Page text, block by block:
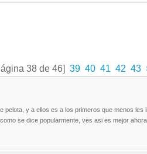
38 de 46] 39 40 41 42 43
pelota, y a ellos es a los primeros que menos
se dice popularmente, ves asi es mejor